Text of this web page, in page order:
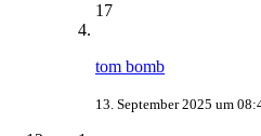
17
tom bomb
13. September 2025 um